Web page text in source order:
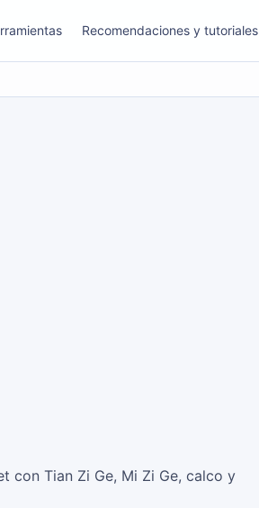
Recomendaciones y tutoriales
con Tian Zi Ge, Mi Zi Ge, calco y